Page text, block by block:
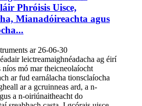
Phróisis Uisce,
Mianadóireachta agus
ar 26-06-30
leictreamaighnéadacha ag éirí
níos mó mar theicneolaíocht
ar fud earnálacha tionsclaíocha
ar a gcruinneas ard, a n-
a n-oiriúnaitheacht do